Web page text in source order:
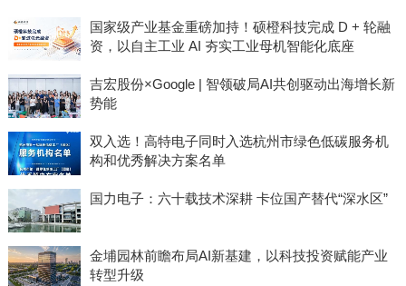
国家级产业基金重磅加持！硕橙科技完成 D + 轮融
资，以自主工业 AI 夯实工业母机智能化底座
吉宏股份×Google | 智领破局AI共创驱动出海增长新
势能
双入选！高特电子同时入选杭州市绿色低碳服务机
构和优秀解决方案名单
国力电子：六十载技术深耕 卡位国产替代“深水区”
金埔园林前瞻布局AI新基建，以科技投资赋能产业
转型升级